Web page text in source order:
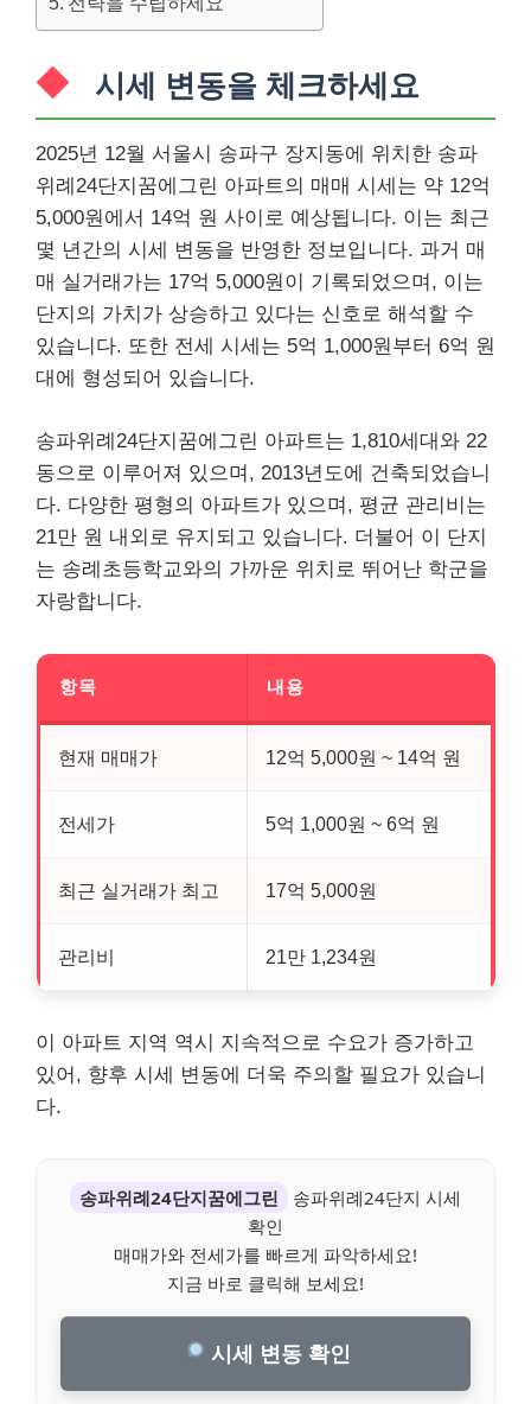
시세 변동을 체크하세요
2025년 12월 서울시 송파구 장지동에 위치한 송파
위례24단지꿈에그린 아파트의 매매 시세는 약 12억
5,000원에서 14억 원 사이로 예상됩니다. 이는 최근
몇 년간의 시세 변동을 반영한 정보입니다. 과거 매
매 실거래가는 17억 5,000원이 기록되었으며, 이는
단지의 가치가 상승하고 있다는 신호로 해석할 수
있습니다. 또한 전세 시세는 5억 1,000원부터 6억 원
대에 형성되어 있습니다.
송파위례24단지꿈에그린 아파트는 1,810세대와 22
동으로 이루어져 있으며, 2013년도에 건축되었습니
다. 다양한 평형의 아파트가 있으며, 평균 관리비는
21만 원 내외로 유지되고 있습니다. 더불어 이 단지
는 송례초등학교와의 가까운 위치로 뛰어난 학군을
자랑합니다.
항목 내용
현재 매매가 12억 5,000원 ~ 14억 원
전세가 5억 1,000원 ~ 6억 원
최근 실거래가 최고 17억 5,000원
관리비 21만 1,234원
이 아파트 지역 역시 지속적으로 수요가 증가하고
있어, 향후 시세 변동에 더욱 주의할 필요가 있습니
다.
송파위례24단지꿈에그린
송파위례24단지 시세
확인
매매가와 전세가를 빠르게 파악하세요!
지금 바로 클릭해 보세요!
시세 변동 확인